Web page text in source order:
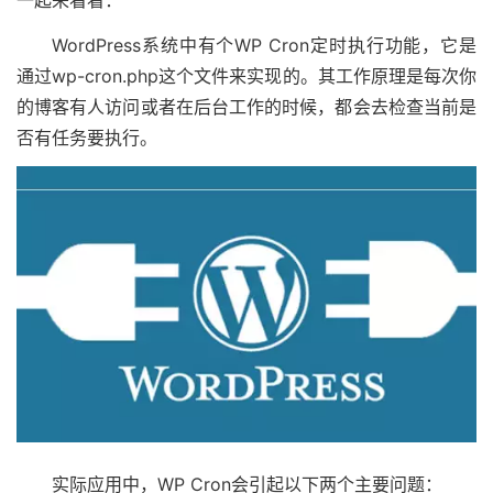
WordPress系统中有个WP Cron定时执行功能，它是
通过wp-cron.php这个文件来实现的。其工作原理是每次你
的博客有人访问或者在后台工作的时候，都会去检查当前是
否有任务要执行。
实际应用中，WP Cron会引起以下两个主要问题：